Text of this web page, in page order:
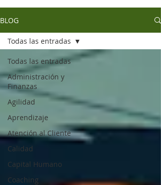
BLOG
Todas las entradas
Administración y
Finanzas
Agilidad
Aprendizaje
Atención al Cliente
Calidad
Capital Humano
Coaching
Todas las entradas